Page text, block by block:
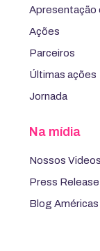
Apresentação
Ações
Parceiros
Últimas ações
Jornada
Na mídia
Nossos Videos
Press Release
Blog